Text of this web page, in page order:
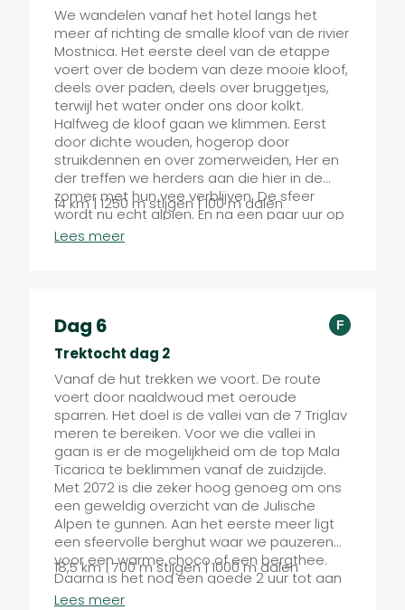
We wandelen vanaf het hotel langs het
meer af richting de smalle kloof van de rivier
Mostnica. Het eerste deel van de etappe
voert over de bodem van deze mooie kloof,
deels over paden, deels over bruggetjes,
terwijl het water onder ons door kolkt.
Halfweg de kloof gaan we klimmen. Eerst
door dichte wouden, hogerop door
struikdennen en over zomerweiden, Her en
der treffen we herders aan die hier in de
zomer met hun vee verblijven. De sfeer
wordt nu echt alpien. En na een paar uur op
hoogte bereiken we dan de zeer mooi
een sprookje.
14 km | 1250 m stijgen | 100 m dalen
Lees meer
Dag 6 F
Trektocht dag 2
Vanaf de hut trekken we voort. De route
voert door naaldwoud met oeroude
sparren. Het doel is de vallei van de 7 Triglav
meren te bereiken. Voor we die vallei in
gaan is er de mogelijkheid om de top Mala
Ticarica te beklimmen vanaf de zuidzijde.
Met 2072 is die zeker hoog genoeg om ons
een geweldig overzicht van de Julische
Alpen te gunnen. Aan het eerste meer ligt
een sfeervolle berghut waar we pauzeren
voor een warme choco of een bergthee.
Daarna is het nog een goede 2 uur tot aan
de comfortabele berghut Dom na Komni.
18,5 km | 700 m stijgen | 1000 m dalen
Lees meer